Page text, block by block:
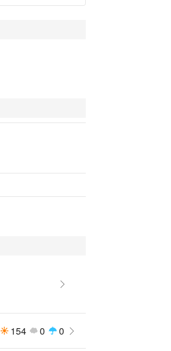
154 0 0